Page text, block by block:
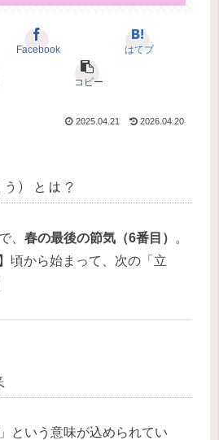
Facebook はてブ
コピー
2025.04.21 2026.04.20
）とは？
、 春の最後の節気（6番目）
。
頃から始まって、次の「立
」という意味が込められてい